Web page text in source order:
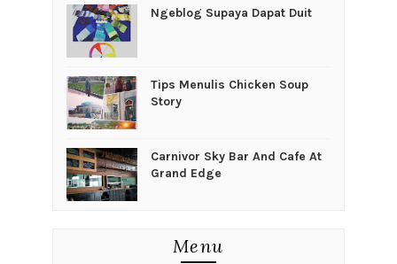
Ngeblog Supaya Dapat Duit
Tips Menulis Chicken Soup
Story
Carnivor Sky Bar And Cafe At
Grand Edge
Menu